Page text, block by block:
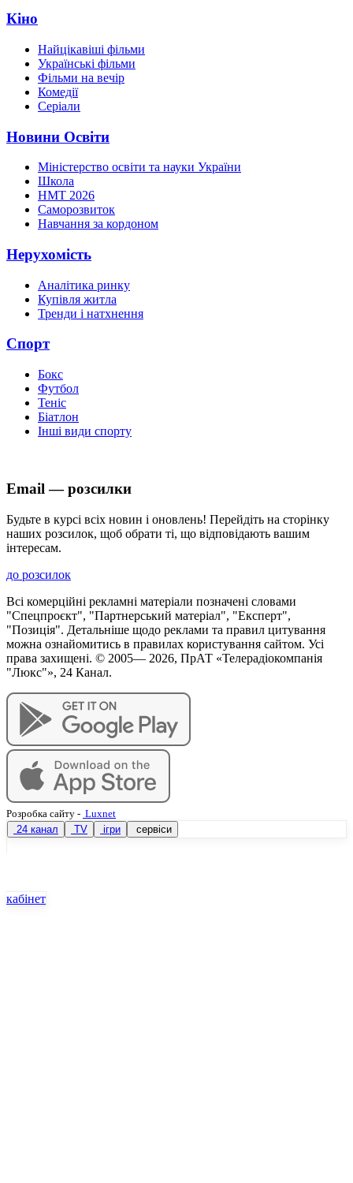
Кіно
Найцікавіші фільми
Українські фільми
Фільми на вечір
Комедії
Серіали
Новини Освіти
Міністерство освіти та науки України
Школа
НМТ 2026
Саморозвиток
Навчання за кордоном
Нерухомість
Аналітика ринку
Купівля житла
Тренди і натхнення
Спорт
Бокс
Футбол
Теніс
Біатлон
Інші види спорту
Email — розсилки
Будьте в курсі всіх новин і оновлень! Перейдіть на сторінку
наших розсилок, щоб обрати ті, що відповідають вашим
інтересам.
до розсилок
Всі комерційні рекламні матеріали позначені словами
"Спецпроєкт", "Партнерський матеріал", "Експерт",
"Позиція". Детальніше щодо реклами та правил цитування
можна ознайомитись в правилах користування сайтом. Усі
права захищені. © 2005— 2026, ПрАТ «Телерадіокомпанія
"Люкс"», 24 Канал.
Розробка сайту - Luxnet
24 канал
TV ігри сервіси
кабінет